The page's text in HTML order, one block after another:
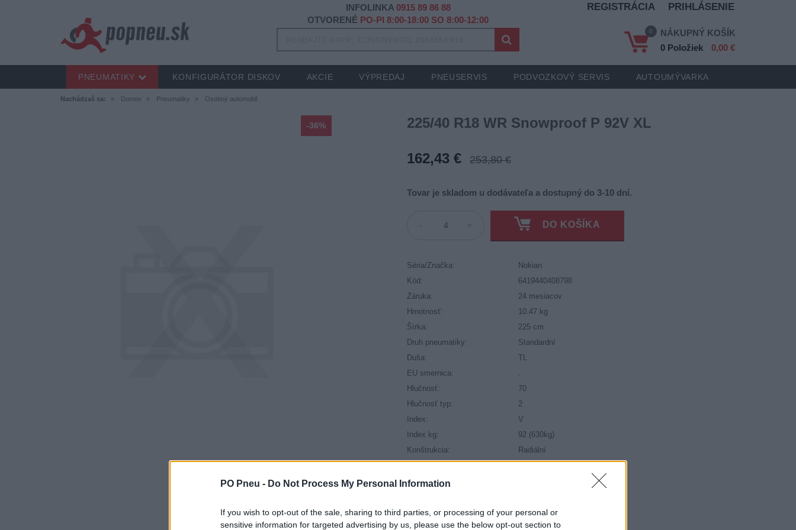
PO Pneu - Do Not Process My Personal Information
If you wish to opt-out of the sale, sharing to third parties, or processing of your personal or
sensitive information for targeted advertising by us, please use the below opt-out section to
Nachádzaš sa: Domov Pneumatiky Osobný automobil
225/40 R18 WR Snowproof P 92V XL
162,43 € 253,80 €
Tovar je skladom u dodávateľa a dostupný do 3-10 dní.
DO KOŠÍKA
Séria/Značka:
Nokian
Kód:
6419440408798
Záruka:
24 mesiacov
Hmotnosť:
10.47 kg
Šírka:
225 cm
Druh pneumatiky:
Standardní
Duša:
TL
EU smernica:
.
Hlučnosť:
70
Hlučnosť typ:
2
Index:
V
Index kg:
92 (630kg)
Konštrukcia:
Radiální
Priľnavosť na mokru:
Ráfik:
R18
Sezóna:
Zimné
-36%
INFOLINKA 0915 89 86 88
OTVORENÉ PO-PI 8:00-18:00 SO 8:00-12:00
REGISTRÁCIA PRIHLÁSENIE
0
NÁKUPNÝ KOŠÍK
0 Položiek
0,00 €
PNEUMATIKY KONFIGURÁTOR DISKOV AKCIE VÝPREDAJ PNEUSERVIS PODVOZKOVÝ SERVIS AUTOUMÝVARKA